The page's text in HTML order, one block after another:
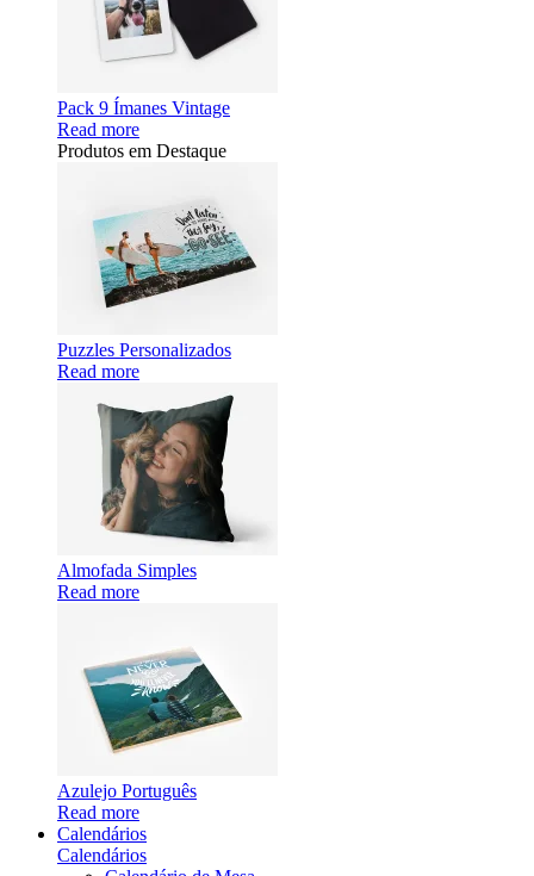
Pack 9 Ímanes Vintage
Read more
Produtos em Destaque
Puzzles Personalizados
Read more
Almofada Simples
Read more
Azulejo Português
Read more
Calendários
Calendários